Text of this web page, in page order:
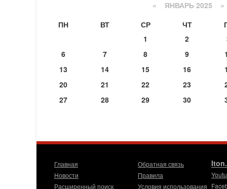
« ЯНВАРЬ 2025 »
ПН
ВТ СР ЧТ
1
2
6
7 8 9
13
14 15 16
20
21 22 23
27
28 29 30
Главная
Новости
Расширенный поиск
Обратная связь
Правила
Условия использования